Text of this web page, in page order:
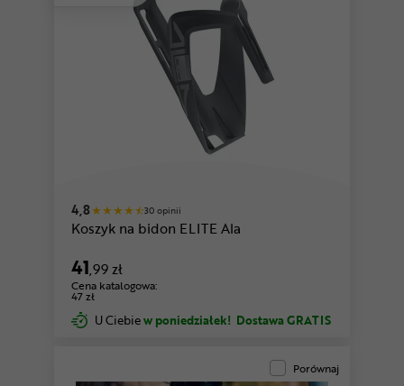
4,8 30 opinii
Koszyk na bidon ELITE Ala
41,99 zł
Cena katalogowa:
47 zł
U Ciebiew poniedziałek! Dostawa GRATIS
Porównaj